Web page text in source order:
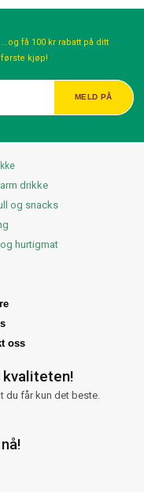
...og få 100 kr rabatt på ditt
første kjøp!
drikke
og snacks
hurtigmat
oss
du får kun det beste.